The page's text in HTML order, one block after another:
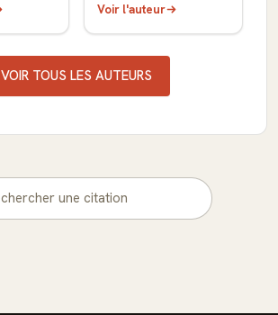
Voir l'auteur
VOIR TOUS LES AUTEURS